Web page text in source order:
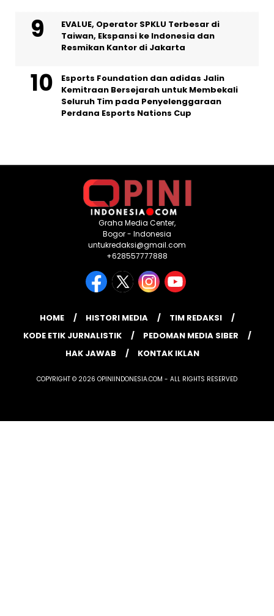
EVALUE, Operator SPKLU Terbesar di
Taiwan, Ekspansi ke Indonesia dan
Resmikan Kantor di Jakarta
Esports Foundation dan adidas Jalin
Kemitraan Bersejarah untuk Membekali
Seluruh Tim pada Penyelenggaraan
Perdana Esports Nations Cup
Graha Media Center,
Bogor - Indonesia
untukredaksi@gmail.com
+628557777888
HOME HISTORI MEDIA
TIM REDAKSI
KODE ETIK JURNALISTIK
PEDOMAN MEDIA SIBER
HAK JAWAB
KONTAK IKLAN
COPYRIGHT © 2026 OPINIINDONESIA.COM - ALL RIGHTS RESERVED